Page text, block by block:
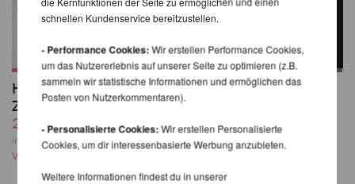
High Waist Shorts
Zebra - Pole Addict
29,73 EUR
inkl. 22 % MwSt. zzgl.
Versandkosten
Sasha Meow High
46,13 EUR
inkl. 22 % MwSt. zzgl.
Versandkosten
schnellen Kundenservice bereitzustellen.
- Performance Cookies:Wir erstellen Performance Cookies,
um das Nutzererlebnis auf unserer Seite zu optimieren (z.B.
sammeln wir statistische Informationen und ermöglichen das
Posten von Nutzerkommentaren).
- Personalisierte Cookies:Wir erstellen Personalisierte
Cookies, um dir interessenbasierte Werbung anzubieten.
Weitere Informationen findest du in unserer